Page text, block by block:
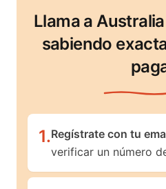
Llama a
sabiendo
1.Regístrate con tu
verificar un número